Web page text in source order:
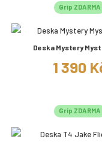
Grip ZDARMA
Deska Mystery
1 390
Grip ZDARMA